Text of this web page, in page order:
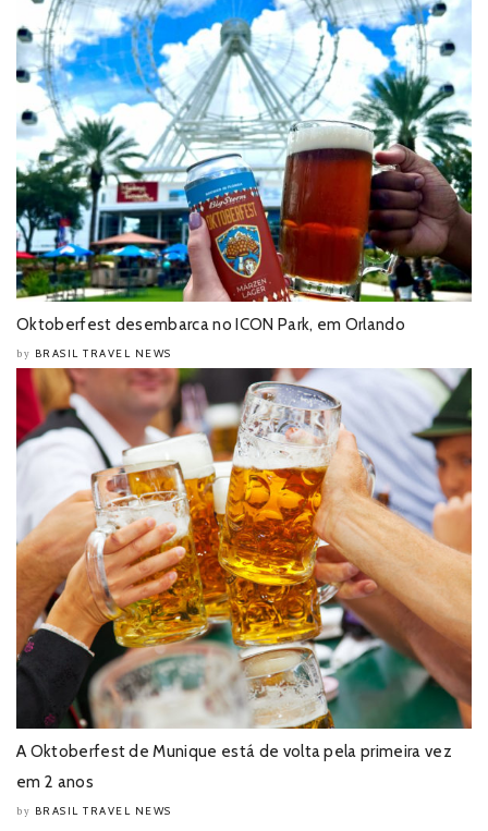
Oktoberfest desembarca no ICON Park, em Orlando
by BRASIL TRAVEL NEWS
A Oktoberfest de Munique está de volta pela primeira vez
em 2 anos
by BRASIL TRAVEL NEWS